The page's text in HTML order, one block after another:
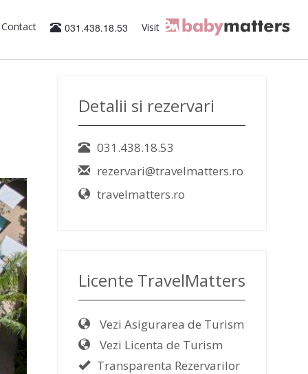
Contact 031.438.18.53 Visit
Detalii si rezervari
031.438.18.53
rezervari@travelmatters.ro
travelmatters.ro
Licente TravelMatters
Vezi Asigurarea de Turism
Vezi Licenta de Turism
Transparenta Rezervarilor